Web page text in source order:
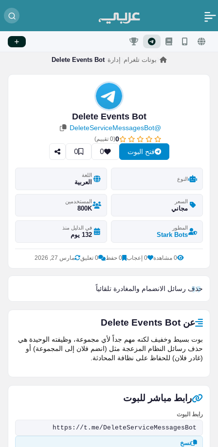
بوتات تلغرام إدارة Delete Events Bot
Delete Events Bot
@DeleteServiceMessagesBot
0
(
0 تقييم)
فتح البوت 0
0
النوع
اللغة
العربية
السعر
مجاني
المستخدمين
800K
المطور
Stark Bots
في الدليل منذ
132 يوم
0 مشاهدة 0 إعجاب 0 حفظ 0 تعليق مارس 27, 2026
حذف رسائل الانضمام والمغادرة تلقائياً
عن Delete Events Bot
بوت بسيط وخفيف لكنه مهم جداً لأي مجموعة، وظيفته الوحيدة هي
حذف رسائل النظام المزعجة مثل (انضم فلان إلى المجموعة) أو
(غادر فلان) للحفاظ على نظافة المحادثة.
رابط مباشر للبوت
رابط البوت
نسخ